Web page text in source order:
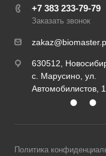
+7 383 233-79-79
Заказать звонок
630512
с. Марусино ул.
Автомобилистов,
г.
г. Москва
• •
Политика